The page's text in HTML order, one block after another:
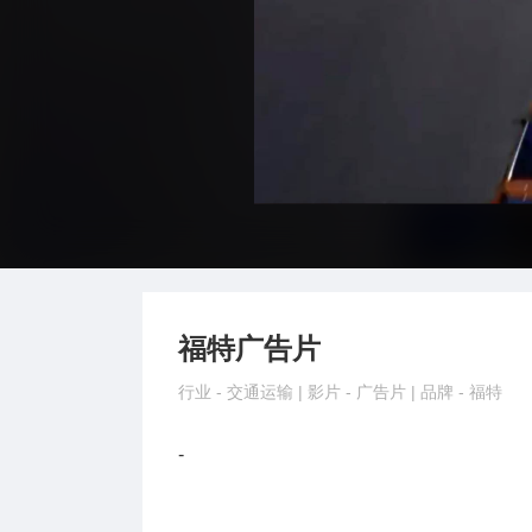
福特广告片
行业 - 交通运输 | 影片 - 广告片 | 品牌 - 福特
-